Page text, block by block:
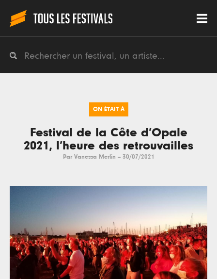
ON ÉTAIT À
Festival de la Côte d’Opale
2021, l’heure des retrouvailles
Par Vanessa Merlin -- 30/07/2021